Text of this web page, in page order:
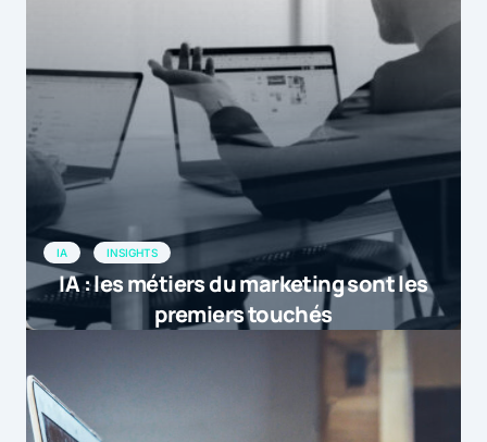
publicitaires en ligne est passée de
16,5% à 14,1% entre les deux premiers
trimestres de l’année. Mais derrière
cette bonne nouve […]
Display : La fraude baisse mais la visibilit&ea...
2 septembre 2015 at 21h22
[…] Display : La fraude baisse mais la
visibilité continue de chuter en France
by
14 septembre 2015 at 9h15
IA INSIGHTS
IA : les métiers du marketing sont les
premiers touchés